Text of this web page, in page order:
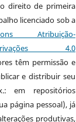
direito de primeira
licenciado sob a
Atribuição-
4.0
têm permissão e
e distribuir seu
em repositórios
página pessoal), já
produtivas,